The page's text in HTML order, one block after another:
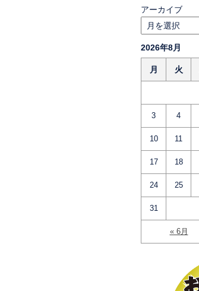
アーカイブ
2026年8月
月 火
« 6月
3 4
10 11
17 18
24 25
31